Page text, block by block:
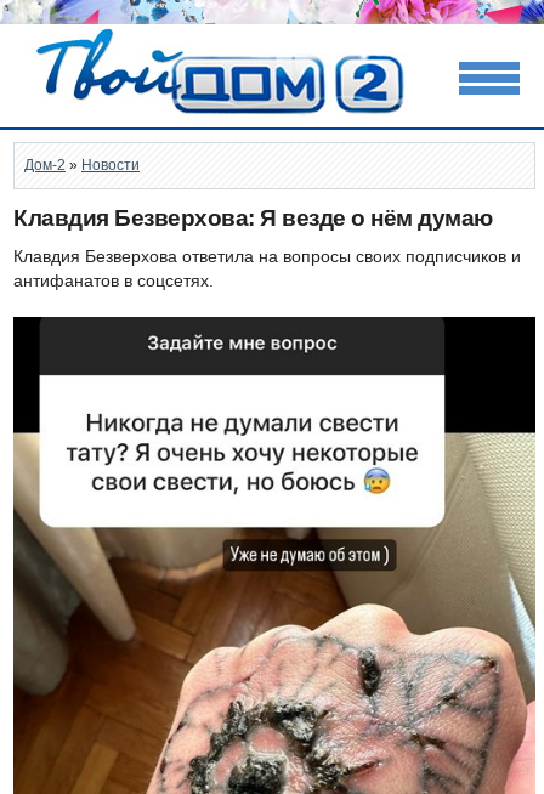
Дом-2 » Новости
Клавдия Безверхова: Я везде о нём думаю
Клавдия Безверхова ответила на вопросы своих подписчиков и
антифанатов в соцсетях.